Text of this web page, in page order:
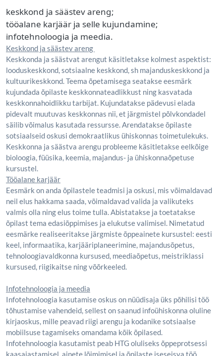
keskkond ja säästev areng;
tööalane karjäär ja selle kujundamine;
infotehnoloogia ja meedia.
Keskkond ja säästev areng
Keskkonda ja säästvat arengut käsitletakse kolmest aspektist:
looduskeskkond, sotsiaalne keskkond, sh majanduskeskkond ja
kultuurikeskkond. Teema õpetamisega seatakse eesmärk
kujundada õpilaste keskkonnateadlikkust ning kasvatada
keskkonnahoidlikku tarbijat. Kujundatakse pädevusi elada
pidevalt muutuvas keskkonnas nii, et järgmistel põlvkondadel
säilib võimalus kasutada ressursse. Arendatakse õpilaste
sotsiaalseid oskusi demokraatlikus ühiskonnas toimetulekuks.
Keskkonna ja säästva arengu probleeme käsitletakse eelkõige
bioloogia, füüsika, keemia, majandus- ja ühiskonnaõpetuse
kursustel.
Tööalane karjäär
Eesmärk on anda õpilastele teadmisi ja oskusi, mis võimaldavad
neil elus hakkama saada, võimaldavad valida ja valikuteks
valmis olla ning elus toime tulla. Abistatakse ja toetatakse
õpilast tema edasiõppimises ja elukutse valimisel. Nimetatud
eesmärke realiseeritakse järgmiste õppeainete kursustel: eesti
keel, informaatika, karjääriplaneerimine, majandusõpetus,
tehnoloogiavaldkonna kursused, meediaõpetus, meistriklassi
kursused, riigikaitse ning võõrkeeled.
Infotehnoloogia ja meedia
Infotehnoloogia kasutamise oskus on nüüdisaja üks põhilisi töö
tõhustamise vahendeid, sellest on saanud infoühiskonna oluline
kirjaoskus, mille peavad riigi arengu ja kodanike sotsiaalse
mobiilsuse tagamiseks omandama kõik õpilased.
Infotehnoloogia kasutamist peab HTG oluliseks õppeprotsessi
kaasajastamisel, ainete lõimimisel ja õpilaste iseseisva töö